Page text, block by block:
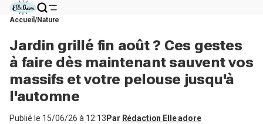
Accueil Nature
Jardin grillé fin août ? Ces gestes
à faire dès maintenant sauvent vos
massifs et votre pelouse jusqu'à
l'automne
Publié le 15/06/26 à 12:13 Par Rédaction Elle adore